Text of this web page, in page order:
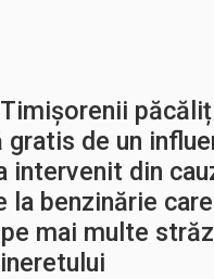
Timișorenii
gratis de un
intervenit din
la benzinărie
mai multe